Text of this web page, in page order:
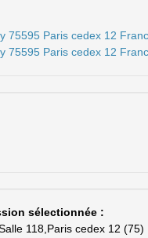
Bercy 75595 Paris cedex 12
Bercy 75595 Paris cedex 12
sélectionnée :
118,Paris cedex 12 (75)